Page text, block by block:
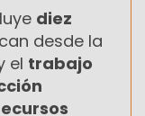
diez
desde la
el trabajo